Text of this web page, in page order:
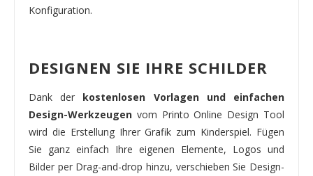
Konfiguration.
DESIGNEN SIE IHRE SCHILDER
Dank der kostenlosen Vorlagen und einfachen
Design-Werkzeugen vom Printo Online Design Tool
wird die Erstellung Ihrer Grafik zum Kinderspiel. Fügen
Sie ganz einfach Ihre eigenen Elemente, Logos und
Bilder per Drag-and-drop hinzu, verschieben Sie Design-